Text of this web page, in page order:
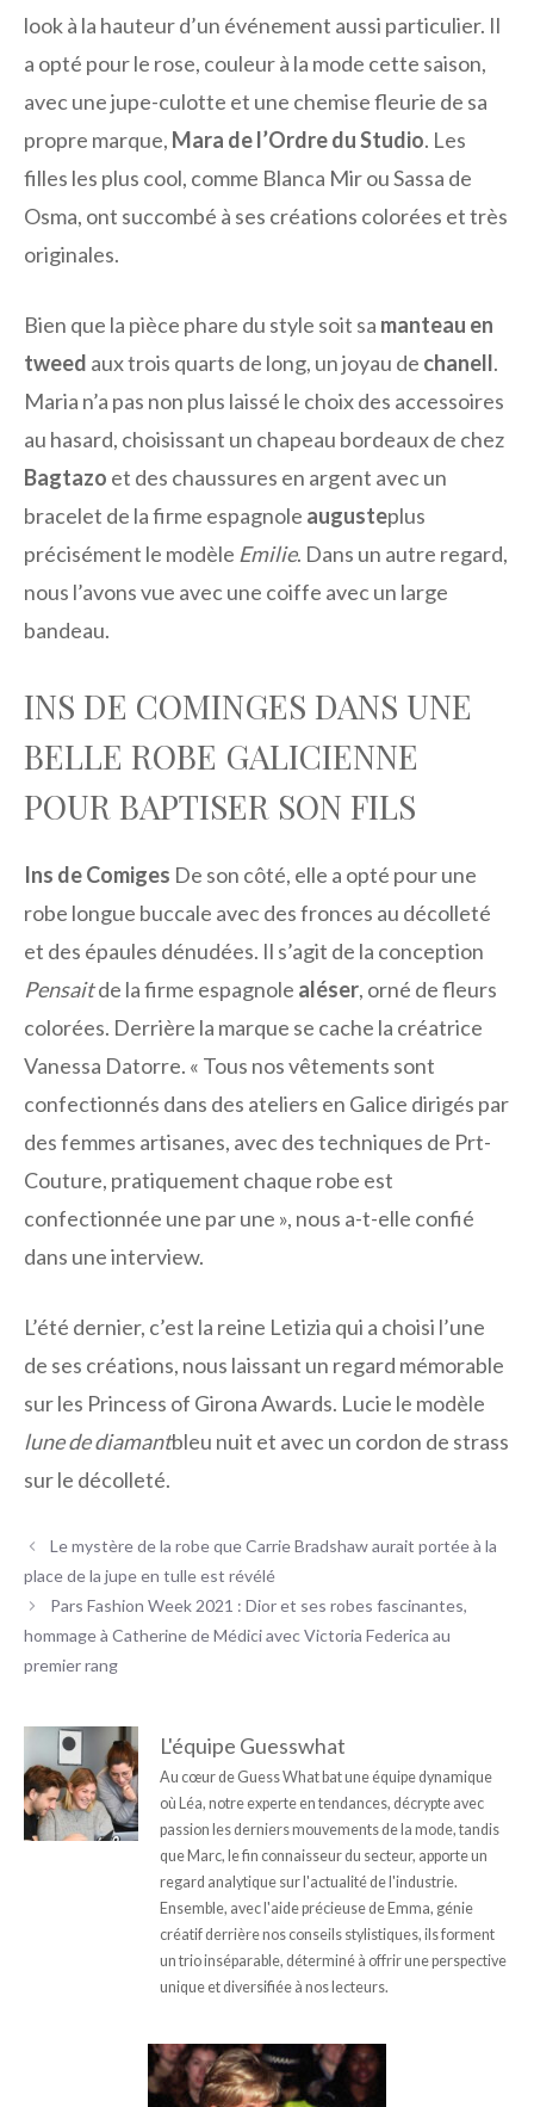
look à la hauteur d’un événement aussi particulier. Il
a opté pour le rose, couleur à la mode cette saison,
avec une jupe-culotte et une chemise fleurie de sa
propre marque, Mara de l’Ordre du Studio. Les
filles les plus cool, comme Blanca Mir ou Sassa de
Osma, ont succombé à ses créations colorées et très
originales.
Bien que la pièce phare du style soit sa manteau en
tweed aux trois quarts de long, un joyau de chanell.
Maria n’a pas non plus laissé le choix des accessoires
au hasard, choisissant un chapeau bordeaux de chez
Bagtazo et des chaussures en argent avec un
bracelet de la firme espagnole augusteplus
précisément le modèle Emilie. Dans un autre regard,
nous l’avons vue avec une coiffe avec un large
bandeau.
INS DE COMINGES DANS UNE
BELLE ROBE GALICIENNE
POUR BAPTISER SON FILS
Ins de Comiges De son côté, elle a opté pour une
robe longue buccale avec des fronces au décolleté
et des épaules dénudées. Il s’agit de la conception
Pensaitde la firme espagnole aléser, orné de fleurs
colorées. Derrière la marque se cache la créatrice
Vanessa Datorre. « Tous nos vêtements sont
confectionnés dans des ateliers en Galice dirigés par
des femmes artisanes, avec des techniques de Prt-
Couture, pratiquement chaque robe est
confectionnée une par une », nous a-t-elle confié
dans une interview.
L’été dernier, c’est la reine Letizia qui a choisi l’une
de ses créations, nous laissant un regard mémorable
sur les Princess of Girona Awards. Lucie le modèle
lune de diamantbleu nuit et avec un cordon de strass
sur le décolleté.
Le mystère de la robe que Carrie Bradshaw aurait portée à la
place de la jupe en tulle est révélé
Pars Fashion Week 2021 : Dior et ses robes fascinantes,
hommage à Catherine de Médici avec Victoria Federica au
premier rang
L'équipe Guesswhat
Au cœur de Guess What bat une équipe dynamique
où Léa, notre experte en tendances, décrypte avec
passion les derniers mouvements de la mode, tandis
que Marc, le fin connaisseur du secteur, apporte un
regard analytique sur l'actualité de l'industrie.
Ensemble, avec l'aide précieuse de Emma, génie
créatif derrière nos conseils stylistiques, ils forment
un trio inséparable, déterminé à offrir une perspective
unique et diversifiée à nos lecteurs.